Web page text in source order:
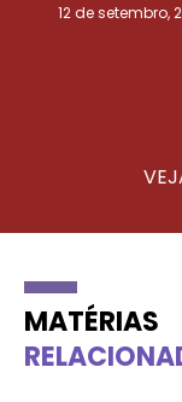
12 de setembro,
MATÉRIAS